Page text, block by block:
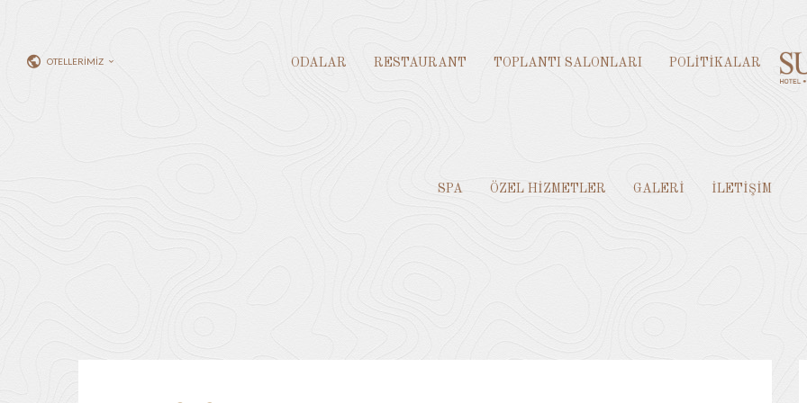
OTELLERİMİZ ODALAR RESTAURANT TOPLANTI SALONLARI POLİTİKALAR
SPA ÖZEL HİZMETLER GALERİ İLETİŞİM